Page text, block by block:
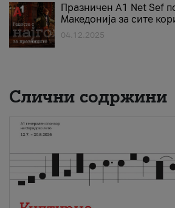
Празничен A1 Net Sеf
Македонија за сите
04.12.2025
Слични содржини